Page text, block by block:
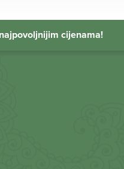
cijenama!